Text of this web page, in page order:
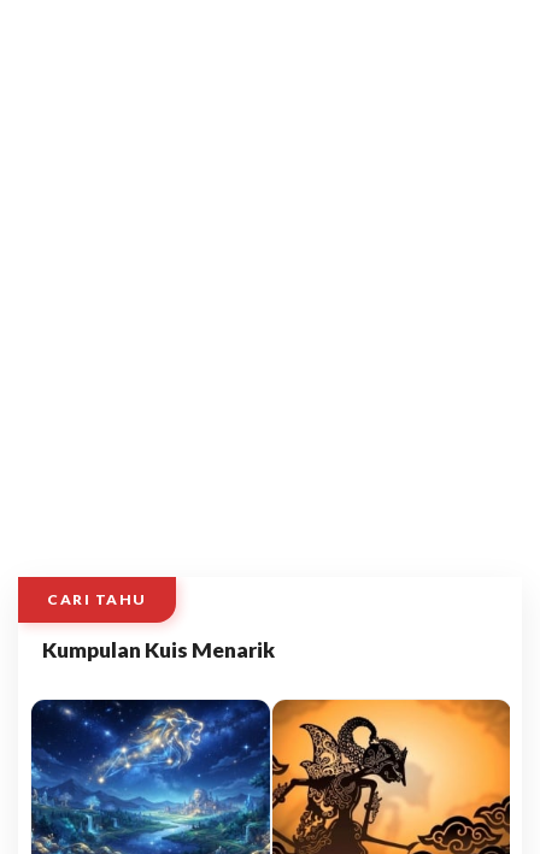
CARI TAHU
Kumpulan Kuis Menarik